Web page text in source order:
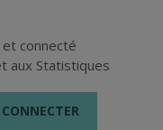
connecté
aux Statistiques
CONNECTER